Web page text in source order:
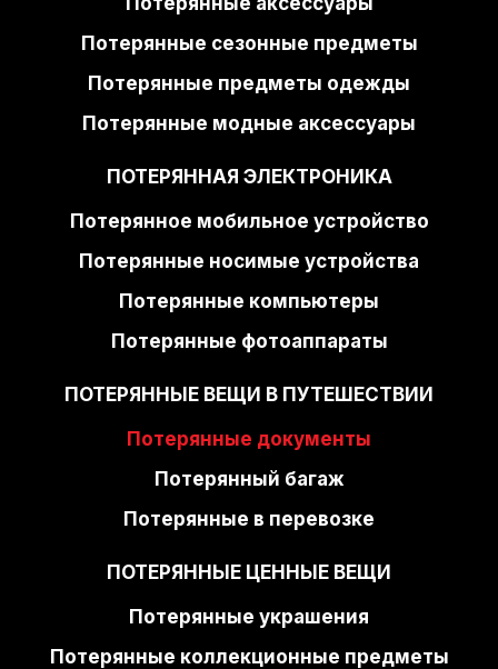
Потерянные сезонные предметы
Потерянные предметы одежды
Потерянные модные аксессуары
ПОТЕРЯННАЯ ЭЛЕКТРОНИКА
Потерянное мобильное устройство
Потерянные носимые устройства
Потерянные компьютеры
Потерянные фотоаппараты
ПОТЕРЯННЫЕ ВЕЩИ В ПУТЕШЕСТВИИ
Потерянные документы
Потерянный багаж
Потерянные в перевозке
ПОТЕРЯННЫЕ ЦЕННЫЕ ВЕЩИ
Потерянные украшения
Потерянные коллекционные предметы